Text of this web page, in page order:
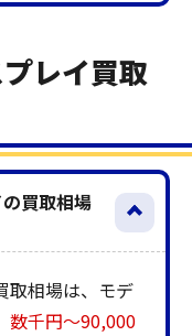
レイ買取
買取相場
取相場は、モデ
数千円〜90,000